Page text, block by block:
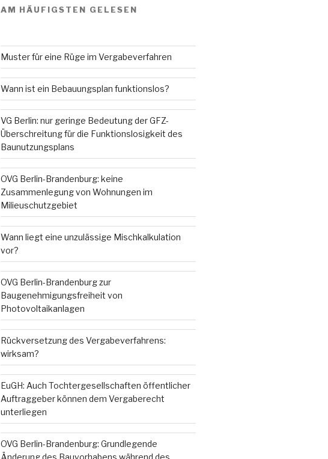
AM HÄUFIGSTEN GELESEN
Muster für eine Rüge im Vergabeverfahren
Wann ist ein Bebauungsplan funktionslos?
VG Berlin: nur geringe Bedeutung der GFZ-
Überschreitung für die Funktionslosigkeit des
Baunutzungsplans
OVG Berlin-Brandenburg: keine
Zusammenlegung von Wohnungen im
Milieuschutzgebiet
Wann liegt eine unzulässige Mischkalkulation
vor?
OVG Berlin-Brandenburg zur
Baugenehmigungsfreiheit von
Photovoltaikanlagen
Rückversetzung des Vergabeverfahrens:
wirksam?
EuGH: Auch Tochtergesellschaften öffentlicher
Auftraggeber können dem Vergaberecht
unterliegen
OVG Berlin-Brandenburg: Grundlegende